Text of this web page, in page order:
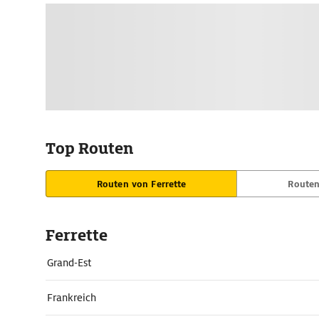
Top Routen
Routen von Ferrette
Ferrette
Grand-Est
Frankreich